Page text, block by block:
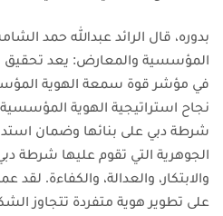
بدوره، قال الرائد عبدالله حمد
في مؤشر قوة سمعة الهوية
نجاح استراتيجية الهوية المؤسسية
شرطة دبي على بنائها وضمان
الجوهرية التي تقوم عليها شرطة
والابتكار، والعدالة، والكفاءة.
على تطوير هوية متفردة تتجاوز